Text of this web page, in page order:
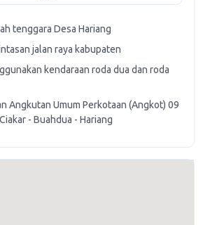
tenggara Desa Hariang
jalan raya kabupaten
kendaraan roda dua dan roda
Angkutan Umum Perkotaan (Angkot) 09
- Buahdua - Hariang